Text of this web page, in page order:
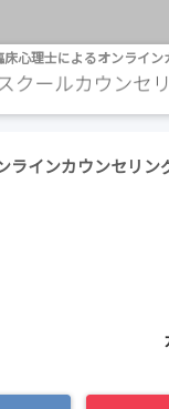
心理士によるオンライ
ラインカウンセリン